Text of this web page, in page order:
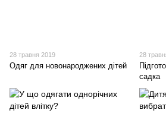
28 травня 2019
Одяг для новонароджених дітей
28
садка